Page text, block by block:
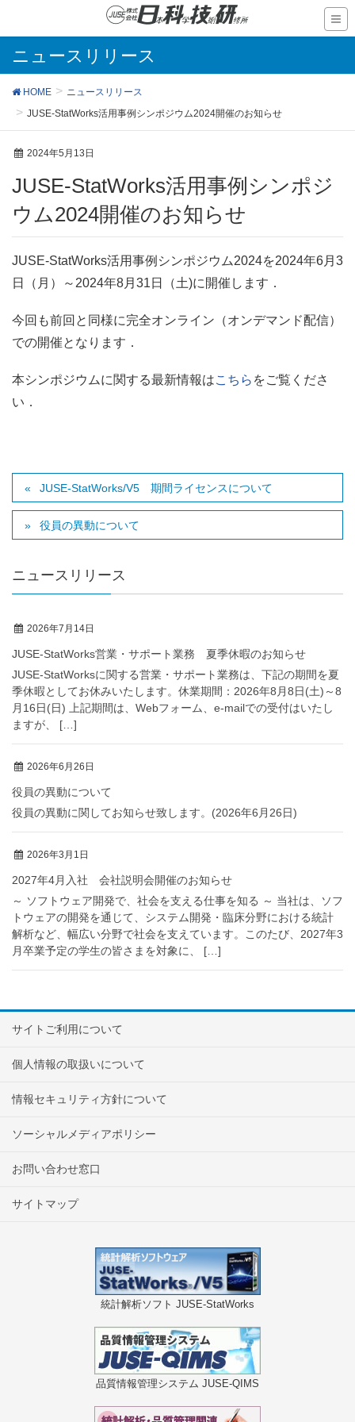
ニュースリリース
HOME
ニュースリリース
JUSE-StatWorks活用事例シンポジウム2024開催のお知らせ
2024年5月13日
JUSE-StatWorks活用事例シンポジ
ウム2024開催のお知らせ
JUSE-StatWorks活用事例シンポジウム2024を2024年6月3
日（月）～2024年8月31日（土)に開催します．
今回も前回と同様に完全オンライン（オンデマンド配信）
での開催となります．
本シンポジウムに関する最新情報はこちら をご覧くださ
い．
JUSE-StatWorks/V5 期間ライセンスについて
役員の異動について
ニュースリリース
2026年7月14日
JUSE-StatWorks営業・サポート業務 夏季休暇のお知らせ
JUSE-StatWorksに関する営業・サポート業務は、下記の期間を夏
季休暇としてお休みいたします。休業期間：2026年8月8日(土)～8
月16日(日) 上記期間は、Webフォーム、e-mailでの受付はいたし
ますが、 […]
2026年6月26日
役員の異動について
役員の異動に関してお知らせ致します。(2026年6月26日)
2026年3月1日
2027年4月入社 会社説明会開催のお知らせ
～ ソフトウェア開発で、社会を支える仕事を知る ～ 当社は、ソフ
トウェアの開発を通じて、システム開発・臨床分野における統計
解析など、幅広い分野で社会を支えています。このたび、2027年3
月卒業予定の学生の皆さまを対象に、 […]
サイトご利用について
個人情報の取扱いについて
情報セキュリティ方針について
ソーシャルメディアポリシー
お問い合わせ窓口
サイトマップ
統計解析ソフト JUSE-StatWorks
品質情報管理システム JUSE-QIMS